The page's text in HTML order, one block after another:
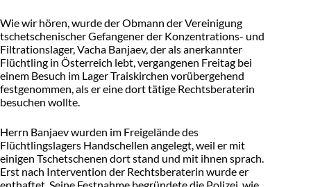
Wie wir hören, wurde der Obmann der Vereinigung
tschetschenischer Gefangener der Konzentrations- und
Filtrationslager, Vacha Banjaev, der als anerkannter
Flüchtling in Österreich lebt, vergangenen Freitag bei
einem Besuch im Lager Traiskirchen vorübergehend
festgenommen, als er eine dort tätige Rechtsberaterin
besuchen wollte.
Herrn Banjaev wurden im Freigelände des
Flüchtlingslagers Handschellen angelegt, weil er mit
einigen Tschetschenen dort stand und mit ihnen sprach.
Erst nach Intervention der Rechtsberaterin wurde er